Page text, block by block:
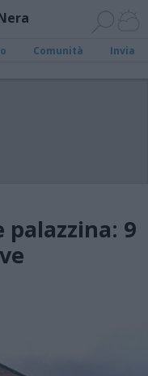
Comunità Invia
palazzina: 9